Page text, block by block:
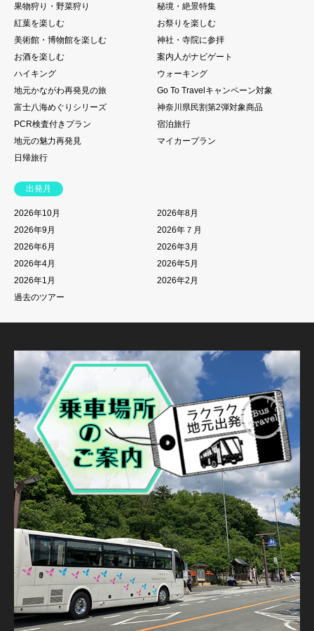
果物狩り・野菜狩り
秘境・絶景特集
紅葉を楽しむ
お祭りを楽しむ
美術館・博物館を楽しむ
神社・寺院に参拝
お酒を楽しむ
案内人がナビゲート
ハイキング
ウォーキング
地元かながわ再発見の旅
Go To Travelキャンペーン対象
富士八海めぐりシリーズ
神奈川県民割第2弾対象商品
PCR検査付きプラン
宿泊旅行
地元の魅力再発見
マイカープラン
日帰旅行
出発月
2026年10月
2026年8月
2026年9月
2026年７月
2026年6月
2026年3月
2026年4月
2026年5月
2026年1月
2026年2月
過去のツアー